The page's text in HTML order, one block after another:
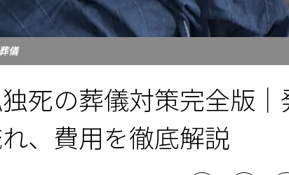
葬儀
死の葬儀対策完全版
、費用を徹底解説